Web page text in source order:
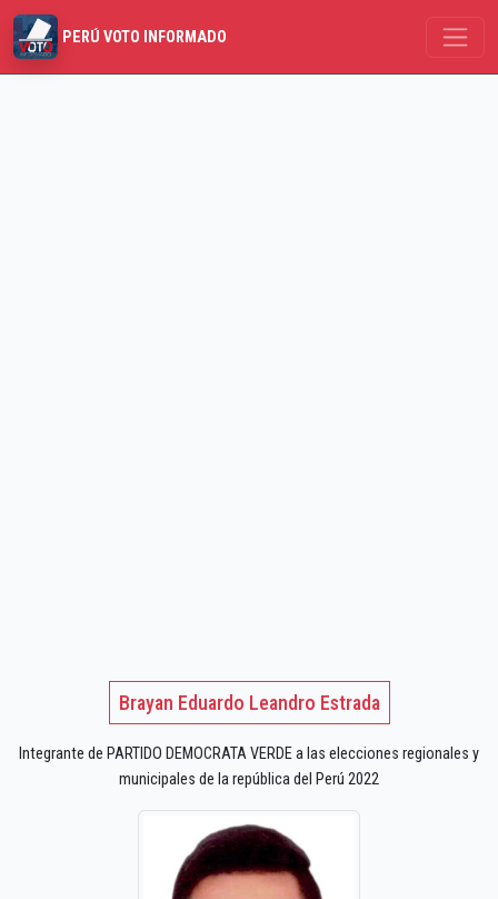
PERÚ VOTO INFORMADO
Brayan Eduardo Leandro Estrada
Integrante de PARTIDO DEMOCRATA VERDE a las elecciones regionales y
municipales de la república del Perú 2022